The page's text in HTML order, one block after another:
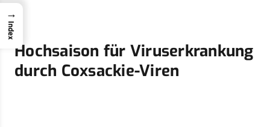
Hochsaison für Viruserkrankung
durch Coxsackie-Viren
→
Index